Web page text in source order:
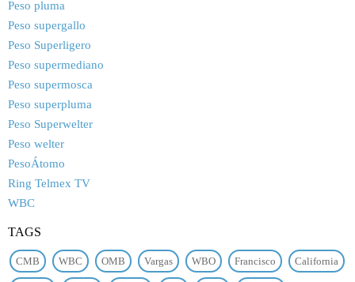
Peso pluma
Peso supergallo
Peso Superligero
Peso supermediano
Peso supermosca
Peso superpluma
Peso Superwelter
Peso welter
PesoÁtomo
Ring Telmex TV
WBC
TAGS
CMB WBC OMB Vargas WBO Francisco California